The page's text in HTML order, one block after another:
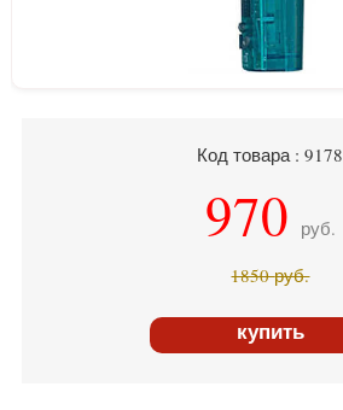
Код товара : 9178
970 руб.
1850руб.
купить